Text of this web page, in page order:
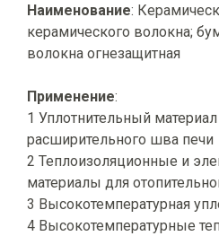
Наименование:
керамического волокна;
волокна огнезащитная
Применение:
1 Уплотнительный
расширительного шва печи
2 Теплоизоляционные и
материалы для
3 Высокотемпературная
4 Высокотемпературные